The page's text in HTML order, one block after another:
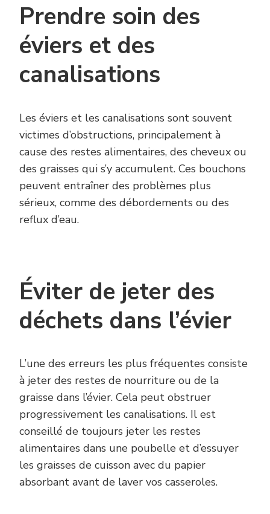
Prendre soin des
éviers et des
canalisations
Les éviers et les canalisations sont souvent
victimes d’obstructions, principalement à
cause des restes alimentaires, des cheveux ou
des graisses qui s’y accumulent. Ces bouchons
peuvent entraîner des problèmes plus
sérieux, comme des débordements ou des
reflux d’eau.
Éviter de jeter des
déchets dans l’évier
L’une des erreurs les plus fréquentes consiste
à jeter des restes de nourriture ou de la
graisse dans l’évier. Cela peut obstruer
progressivement les canalisations. Il est
conseillé de toujours jeter les restes
alimentaires dans une poubelle et d’essuyer
les graisses de cuisson avec du papier
absorbant avant de laver vos casseroles.